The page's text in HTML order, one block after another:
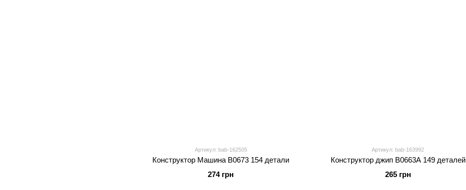
Артикул: bab-162505
Конструктор Машина B0673 154 детали
274 грн
Артикул: bab-163992
Конструктор джип B0663A 149 деталей
265 грн